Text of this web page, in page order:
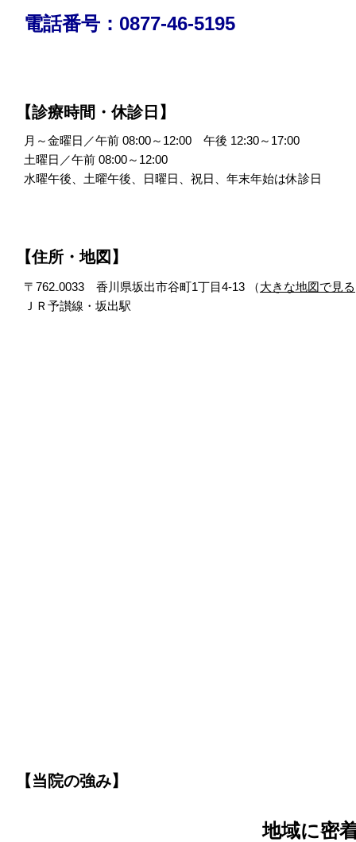
電話番号：0877-46-5195
【診療時間・休診日】
月～金曜日／午前 08:00～12:00 午後 12:30～17:00
土曜日／午前 08:00～12:00
水曜午後、土曜午後、日曜日、祝日、年末年始は休診日
【住所・地図】
〒762₋0033 香川県坂出市谷町1丁目4-13 （大きな地図で見る
ＪＲ予讃線・坂出駅
【当院の強み】
地域に密